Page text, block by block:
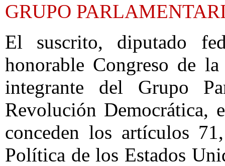
GRUPO
El suscrito, diputado
honorable Congreso de
integrante del Grupo
Revolución Democrática,
conceden los artículos
Política de los Estados